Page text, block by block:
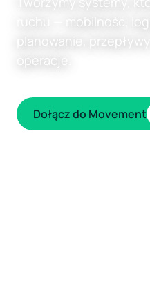
ruchu — mobilność,
planowanie,
operacje.
Dołącz do Movement